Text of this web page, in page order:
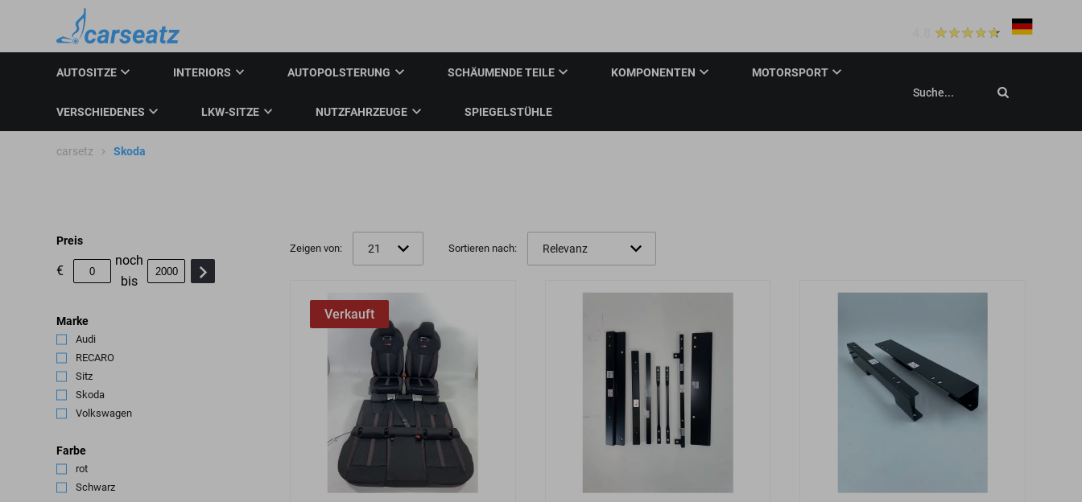
AUTOSITZE INTERIORS AUTOPOLSTERUNG SCHÄUMENDE TEILE KOMPONENTEN MOTORSPORT
VERSCHIEDENES LKW-SITZE NUTZFAHRZEUGE SPIEGELSTÜHLE
Suche...
carsetz Skoda
Preis
€
noch
bis
Marke
Audi
RECARO
Sitz
Skoda
Volkswagen
Farbe
rot
Schwarz
Zeigen von: Sortieren nach:
Verkauft